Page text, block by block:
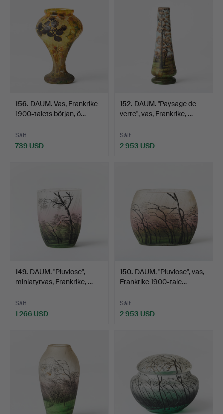
156. DAUM. Vas, Frankrike
1900-talets början, ö…
Sålt
739 USD
152. DAUM. "Paysage de
verre", vas, Frankrike, …
Sålt
2 953 USD
149. DAUM. "Pluviose",
miniatyrvas, Frankrike, …
Sålt
1 266 USD
150. DAUM. "Pluviose", vas,
Frankrike 1900-tale…
Sålt
2 953 USD